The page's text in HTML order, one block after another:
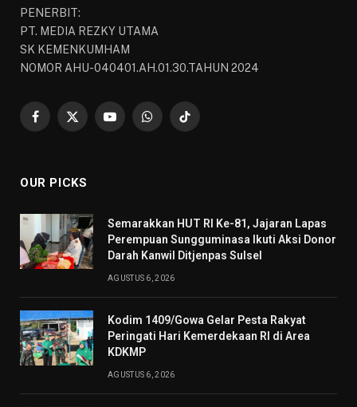
PENERBIT:
PT. MEDIA REZKY UTAMA
SK KEMENKUMHAM
NOMOR AHU-040401.AH.01.30.TAHUN 2024
Facebook
X
YouTubeWhatsAppTikTok
OUR PICKS
Semarakkan HUT RI Ke-81, Jajaran Lapas
Perempuan Sungguminasa Ikuti Aksi Donor
Darah Kanwil Ditjenpas Sulsel
AGUSTUS 6, 2026
Kodim 1409/Gowa Gelar Pesta Rakyat
Peringati Hari Kemerdekaan RI di Area
KDKMP
AGUSTUS 6, 2026